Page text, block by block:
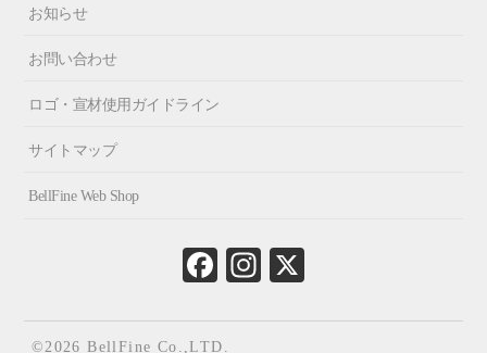
お知らせ
お問い合わせ
ロゴ・宣材使用ガイドライン
サイトマップ
BellFine Web Shop
Fa
ce
ok
In
st
©2026 BellFine Co.,LTD.